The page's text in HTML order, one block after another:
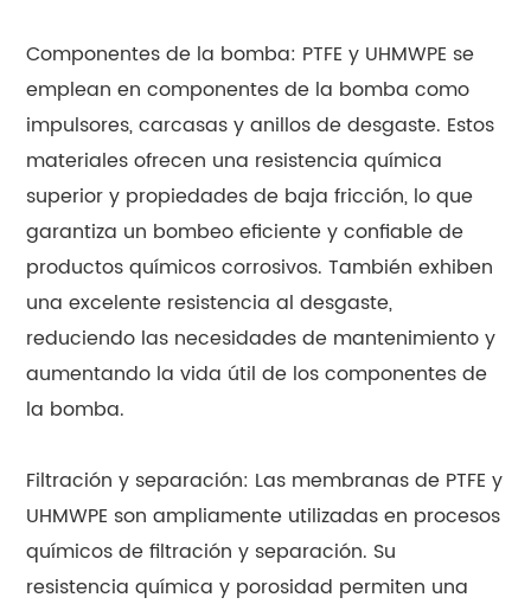
Componentes de la bomba: PTFE y UHMWPE se
emplean en componentes de la bomba como
impulsores, carcasas y anillos de desgaste. Estos
materiales ofrecen una resistencia química
superior y propiedades de baja fricción, lo que
garantiza un bombeo eficiente y confiable de
productos químicos corrosivos. También exhiben
una excelente resistencia al desgaste,
reduciendo las necesidades de mantenimiento y
aumentando la vida útil de los componentes de
la bomba.
Filtración y separación: Las membranas de PTFE y
UHMWPE son ampliamente utilizadas en procesos
químicos de filtración y separación. Su
resistencia química y porosidad permiten una